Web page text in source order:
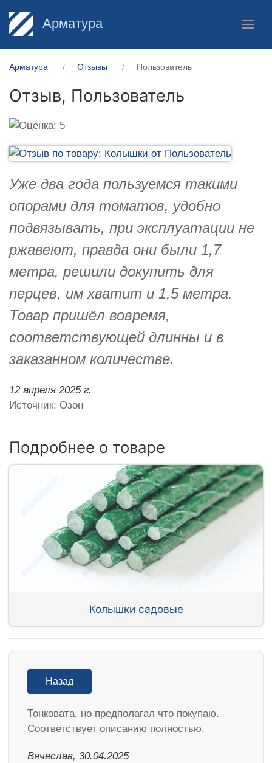
Арматура
Арматура Отзывы Пользователь
Отзыв, Пользователь
Уже два года пользуемся такими
опорами для томатов, удобно
подвязывать, при эксплуатации не
ржавеют, правда они были 1,7
метра, решили докупить для
перцев, им хватит и 1,5 метра.
Товар пришёл вовремя,
соответствующей длинны и в
заказанном количестве.
12 апреля 2025 г.
Источник: Озон
Подробнее о товаре
Колышки садовые
Назад
Тонковата, но предполагал что покупаю.
Соответствует описанию полностью.
Вячеслав, 30.04.2025